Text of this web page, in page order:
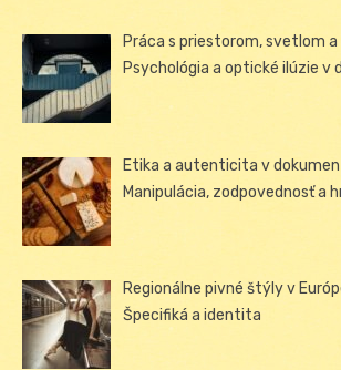
Práca s priestorom, svetlom
Psychológia a optické ilúzie v
Etika a autenticita v
Manipulácia, zodpovednosť a
Regionálne pivné štýly v
Špecifiká a identita